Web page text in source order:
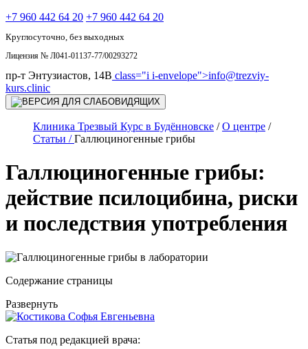
+7 960 442 64 20 +7 960 442 64 20
Круглосуточно, без выходных
Лицензия № Л041-01137-77/00293272
пр-т Энтузиастов, 14В class="i i-envelope">info@trezviy-
kurs.clinic
Клиника Трезвый Курс в Будённовске /О центре /
Статьи /Галлюциногенные грибы
Галлюциногенные грибы:
действие псилоцибина, риски
и последствия употребления
Содержание страницы
Развернуть
Статья под редакцией врача: